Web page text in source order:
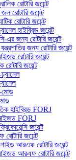
রোটারি জয়েন্ট
রোটারি জয়েন্ট
রোটারি জয়েন্ট
হাইব্রিড জয়েন্ট
এর জন্য রোটারি জয়েন্ট
যন্ত্রপাতির জন্য রোটারি জয়েন্ট
রোটারি জয়েন্ট
রোটারি জয়েন্ট
হাইব্রিড FORJ
FORJ
জয়েন্ট
জয়েন্ট
আরএফ রোটারি জয়েন্ট
আরএফ রোটারি জয়েন্ট